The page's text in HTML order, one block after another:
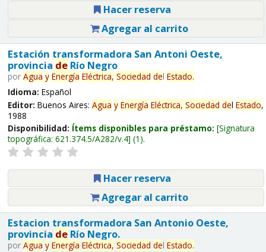
Hacer reserva
Agregar al carrito
Estación transformadora San Antoni Oeste,
provincia deRío Negro
por Agua y Energía Eléctrica, Sociedad del Estado.
Idioma: Español
Editor: Buenos Aires: Agua y Energía Eléctrica, Sociedad del Estado,
1988
Disponibilidad: Ítems disponibles para préstamo: Signatura
topográfica: 621.374.5/A282/v.4 (1).
Hacer reserva
Agregar al carrito
Estacion transformadora San Antonio Oeste,
provincia deRío Negro.
por Agua y Energía Eléctrica, Sociedad del Estado.